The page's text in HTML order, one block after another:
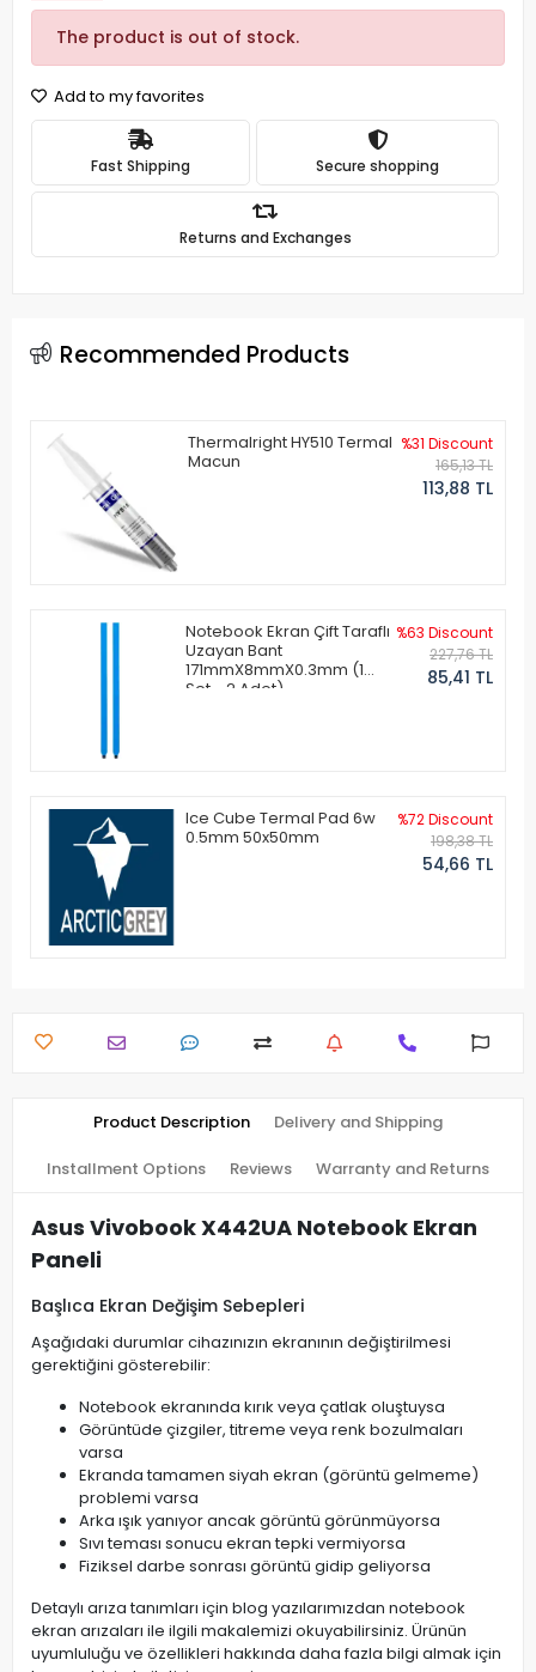
The product is out of stock.
Add to my favorites
Fast Shipping Secure shopping
Returns and Exchanges
Recommended Products
Thermalright HY510 Termal
Macun
%31 Discount
165,13 TL
113,88 TL
Notebook Ekran Çift Taraflı
Uzayan Bant
171mmX8mmX0.3mm (1
Set - 2 Adet)
%63 Discount
227,76 TL
85,41 TL
Ice Cube Termal Pad 6w
0.5mm 50x50mm
%72 Discount
198,38 TL
54,66 TL
Product Description Delivery and Shipping
Installment Options Reviews Warranty and Returns
Asus Vivobook X442UA Notebook Ekran
Paneli
Başlıca Ekran Değişim Sebepleri
Aşağıdaki durumlar cihazınızın ekranının değiştirilmesi
gerektiğini gösterebilir:
Notebook ekranında kırık veya çatlak oluştuysa
Görüntüde çizgiler, titreme veya renk bozulmaları
varsa
Ekranda tamamen siyah ekran (görüntü gelmeme)
problemi varsa
Arka ışık yanıyor ancak görüntü görünmüyorsa
Sıvı teması sonucu ekran tepki vermiyorsa
Fiziksel darbe sonrası görüntü gidip geliyorsa
Detaylı arıza tanımları için blog yazılarımızdan notebook
ekran arızaları ile ilgili makalemizi okuyabilirsiniz. Ürünün
uyumluluğu ve özellikleri hakkında daha fazla bilgi almak için